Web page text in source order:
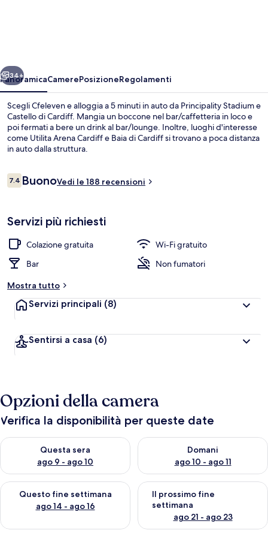
Avanti
34+
PanoramicaCamerePosizioneRegolamenti
Scegli Cfeleven e alloggia a 5 minuti in auto da Principality Stadium e
Castello di Cardiff. Mangia un boccone nel bar/caffetteria in loco e
poi fermati a bere un drink al bar/lounge. Inoltre, luoghi d'interesse
come Utilita Arena Cardiff e Baia di Cardiff si trovano a poca distanza
in auto dalla struttura.
Recensioni
7.47.4 su 10
BuonoVedi le 188 recensioni
Servizi più richiesti
Colazione gratuita
Wi-Fi gratuito
Bar
Non fumatori
Mostra tutto
Servizi principali (8)
Sentirsi a casa (6)
Opzioni della camera
Verifica la disponibilità per queste date
Questa sera
ago 9 - ago 10
Verifica la disponibilità per questa sera, ago 9 - ago 10
Domani
ago 10 - ago 11
Verifica la disponibilità per
Questo fine settimana
ago 14 - ago 16
Verifica la disponibilità per questo fine settimana, ago 14 -
Il prossimo fine
settimana
ago 21 - ago 23
Verifica la disponibilità per il